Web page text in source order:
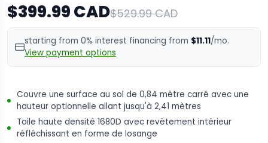
$399.99 CAD$529.99 CAD
starting from 0% interest financing from $11.11/mo.
View payment options
Couvre une surface au sol de 0,84 mètre carré avec une
hauteur optionnelle allant jusqu'à 2,41 mètres
Toile haute densité 1680D avec revêtement intérieur
réfléchissant en forme de losange